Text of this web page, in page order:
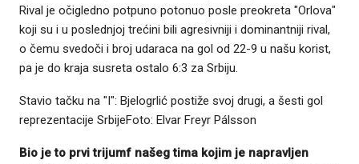
Rival je očigledno potpuno potonuo posle preokreta "Orlova"
koji su i u poslednjoj trećini bili agresivniji i dominantniji rival,
o čemu svedoči i broj udaraca na gol od 22-9 u našu korist,
pa je do kraja susreta ostalo 6:3 za Srbiju.
Stavio tačku na "I": Bjelogrlić postiže svoj drugi, a šesti gol
reprezentacije SrbijeFoto: Elvar Freyr Pálsson
Bio je to prvi trijumf našeg tima kojim je napravljen